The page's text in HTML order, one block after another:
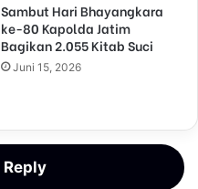
Sambut Hari Bhayangkara
ke-80 Kapolda Jatim
Bagikan 2.055 Kitab Suci
Juni 15, 2026
Reply